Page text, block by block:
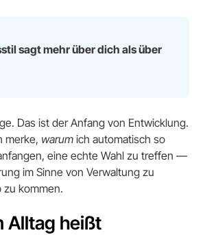
sagt mehr über dich als über
Das ist der Anfang von Entwicklung.
merke, warum ich automatisch so
eine echte Wahl zu treffen —
im Sinne von Verwaltung zu
zu kommen.
Alltag heißt